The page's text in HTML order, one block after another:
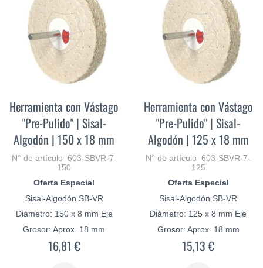
Herramienta con Vástago
"Pre-Pulido" | Sisal-
Algodón | 150 x 18 mm
N° de artículo 603-SBVR-7-
150
Oferta Especial
Sisal-Algodón SB-VR
Diámetro: 150 x 8 mm Eje
Grosor: Aprox. 18 mm
16,81 €
Herramienta con Vástago
"Pre-Pulido" | Sisal-
Algodón | 125 x 18 mm
N° de artículo 603-SBVR-7-
125
Oferta Especial
Sisal-Algodón SB-VR
Diámetro: 125 x 8 mm Eje
Grosor: Aprox. 18 mm
15,13 €